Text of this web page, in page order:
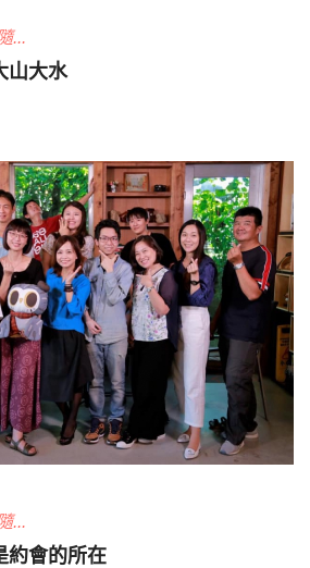
...
山大水
...
約會的所在